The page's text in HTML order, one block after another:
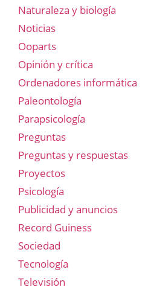
Naturaleza y biología
Noticias
Ooparts
Opinión y crítica
Ordenadores informática
Paleontología
Parapsicología
Preguntas
Preguntas y respuestas
Proyectos
Psicología
Publicidad y anuncios
Record Guiness
Sociedad
Tecnología
Televisión